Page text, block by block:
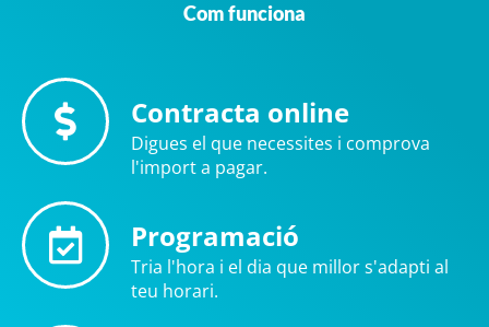
Com funciona
Contracta online
Digues el que necessites i comprova
l'import a pagar.
Programació
Tria l'hora i el dia que millor s'adapti al
teu horari.